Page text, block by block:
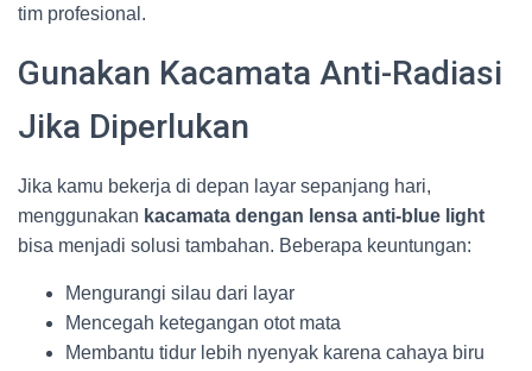
tim profesional.
Gunakan Kacamata Anti-Radiasi
Jika Diperlukan
Jika kamu bekerja di depan layar sepanjang hari,
menggunakan kacamata dengan lensa anti-blue light
bisa menjadi solusi tambahan. Beberapa keuntungan:
Mengurangi silau dari layar
Mencegah ketegangan otot mata
Membantu tidur lebih nyenyak karena cahaya biru